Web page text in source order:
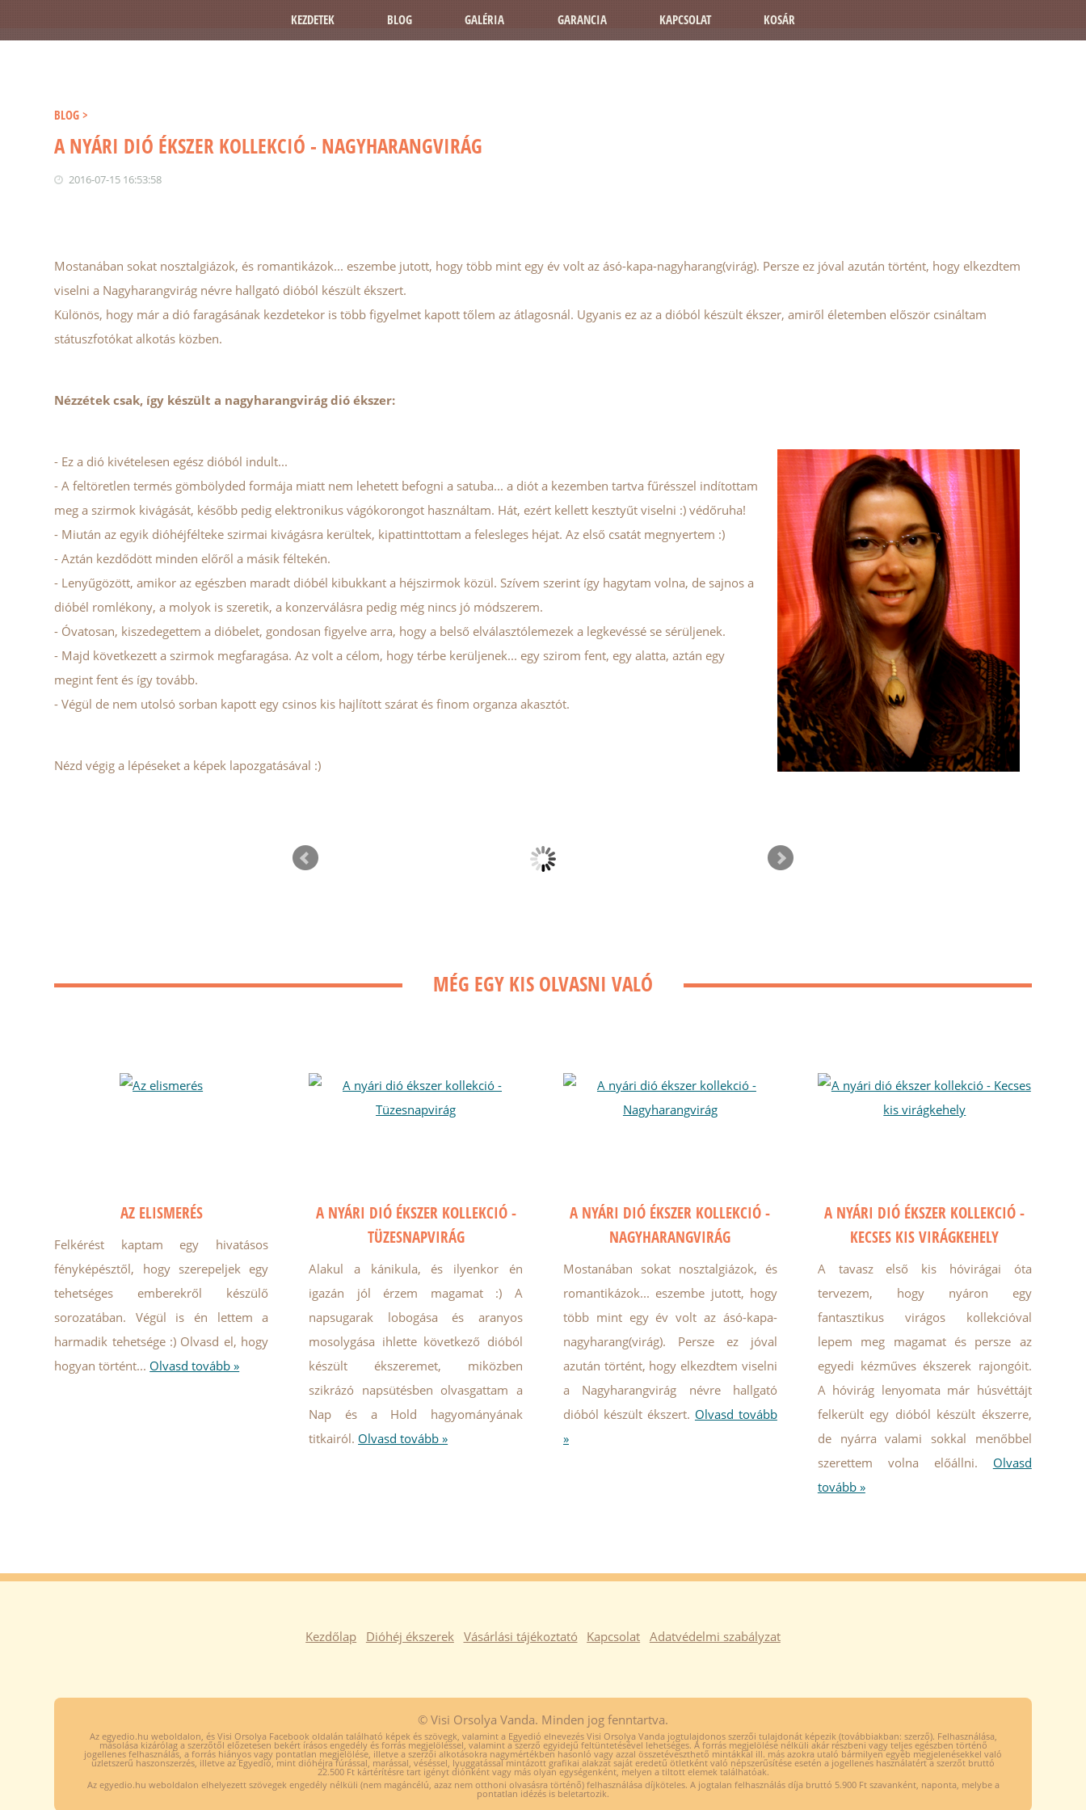
BLOG >
A NYÁRI DIÓ ÉKSZER KOLLEKCIÓ - NAGYHARANGVIRÁG
2016-07-15 16:53:58
Mostanában sokat nosztalgiázok, és romantikázok... eszembe jutott, hogy több mint egy év volt az ásó-kapa-nagyharang(virág). Persze ez jóval azután történt, hogy elkezdtem
viselni a Nagyharangvirág névre hallgató dióból készült ékszert.
Különös, hogy már a dió faragásának kezdetekor is több figyelmet kapott tőlem az átlagosnál. Ugyanis ez az a dióból készült ékszer, amiről életemben először csináltam
státuszfotókat alkotás közben.
Nézzétek csak, így készült a nagyharangvirág dió ékszer:
- Ez a dió kivételesen egész dióból indult...
- A feltöretlen termés gömbölyded formája miatt nem lehetett befogni a satuba... a diót a kezemben tartva fűrésszel indítottam
meg a szirmok kivágását, később pedig elektronikus vágókorongot használtam. Hát, ezért kellett kesztyűt viselni :) védőruha!
- Miután az egyik dióhéjfélteke szirmai kivágásra kerültek, kipattinttottam a felesleges héjat. Az első csatát megnyertem :)
- Aztán kezdődött minden előről a másik féltekén.
- Lenyűgözött, amikor az egészben maradt dióbél kibukkant a héjszirmok közül. Szívem szerint így hagytam volna, de sajnos a
dióbél romlékony, a molyok is szeretik, a konzerválásra pedig még nincs jó módszerem.
- Óvatosan, kiszedegettem a dióbelet, gondosan figyelve arra, hogy a belső elválasztólemezek a legkevéssé se sérüljenek.
- Majd következett a szirmok megfaragása. Az volt a célom, hogy térbe kerüljenek... egy szirom fent, egy alatta, aztán egy
megint fent és így tovább.
- Végül de nem utolsó sorban kapott egy csinos kis hajlított szárat és finom organza akasztót.
Nézd végig a lépéseket a képek lapozgatásával :)
MÉG EGY KIS OLVASNI VALÓ
AZ ELISMERÉS
Felkérést kaptam egy hivatásos
fényképésztől, hogy szerepeljek egy
tehetséges emberekről készülő
sorozatában. Végül is én lettem a
harmadik tehetsége :) Olvasd el, hogy
hogyan történt... Olvasd tovább »
A NYÁRI DIÓ ÉKSZER KOLLEKCIÓ -
TÜZESNAPVIRÁG
Alakul a kánikula, és ilyenkor én
igazán jól érzem magamat :) A
napsugarak lobogása és aranyos
mosolygása ihlette következő dióból
készült ékszeremet, miközben
szikrázó napsütésben olvasgattam a
Nap és a Hold hagyományának
titkairól. Olvasd tovább »
A NYÁRI DIÓ ÉKSZER KOLLEKCIÓ -
NAGYHARANGVIRÁG
Mostanában sokat nosztalgiázok, és
romantikázok... eszembe jutott, hogy
több mint egy év volt az ásó-kapa-
nagyharang(virág). Persze ez jóval
azután történt, hogy elkezdtem viselni
a Nagyharangvirág névre hallgató
dióból készült ékszert. Olvasd tovább
»
A NYÁRI DIÓ ÉKSZER KOLLEKCIÓ -
KECSES KIS VIRÁGKEHELY
A tavasz első kis hóvirágai óta
tervezem, hogy nyáron egy
fantasztikus virágos kollekcióval
lepem meg magamat és persze az
egyedi kézműves ékszerek rajongóit.
A hóvirág lenyomata már húsvéttájt
felkerült egy dióból készült ékszerre,
de nyárra valami sokkal menőbbel
szerettem volna előállni. Olvasd
tovább »
Kezdőlap Dióhéj ékszerek Vásárlási tájékoztató Kapcsolat Adatvédelmi szabályzat
© Visi Orsolya Vanda. Minden jog fenntartva.
Az egyedio.hu weboldalon, és Visi Orsolya Facebook oldalán található képek és szövegk, valamint a Egyedió elnevezés Visi Orsolya Vanda jogtulajdonos szerzői tulajdonát képezik (továbbiakban: szerző). Felhasználása,
másolása kizárólag a szerzőtől előzetesen bekért írásos engedély és forrás megjelöléssel, valamint a szerző egyidejű feltüntetésével lehetséges. A forrás megjelölése nélküli akár részbeni vagy teljes egészben történő
jogellenes felhasználás, a forrás hiányos vagy pontatlan megjelölése, illetve a szerzői alkotásokra nagymértékben hasonló vagy azzal összetéveszthető mintákkal ill. más azokra utaló bármilyen egyéb megjelenésekkel való
üzletszerű haszonszerzés, illetve az Egyedió, mint dióhéjra fúrással, marással, véséssel, lyuggatással mintázott grafikai alakzat saját eredetű ötletként való népszerűsítése esetén a jogellenes használatért a szerzőt bruttó
22.500 Ft kártérítésre tart igényt diónként vagy más olyan egységenként, melyen a tiltott elemek találhatóak.
Az egyedio.hu weboldalon elhelyezett szövegek engedély nélküli (nem magáncélú, azaz nem otthoni olvasásra történő) felhasználása díjköteles. A jogtalan felhasználás díja bruttó 5.900 Ft szavanként, naponta, melybe a
pontatlan idézés is beletartozik.
KEZDETEK BLOG GALÉRIA GARANCIA KAPCSOLAT KOSÁR